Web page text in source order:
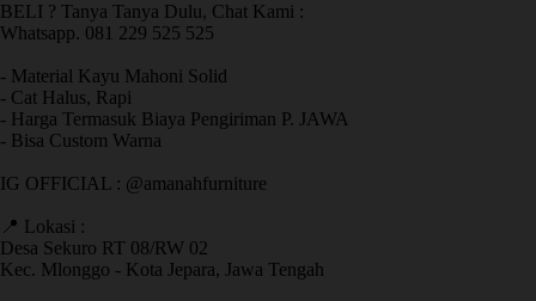
BELI ? Tanya Tanya Dulu, Chat Kami :
Whatsapp. 081 229 525 525
- Material Kayu Mahoni Solid
- Cat Halus, Rapi
- Harga Termasuk Biaya Pengiriman P. JAWA
- Bisa Custom Warna
IG OFFICIAL : @amanahfurniture
📍 Lokasi :
Desa Sekuro RT 08/RW 02
Kec. Mlonggo - Kota Jepara, Jawa Tengah